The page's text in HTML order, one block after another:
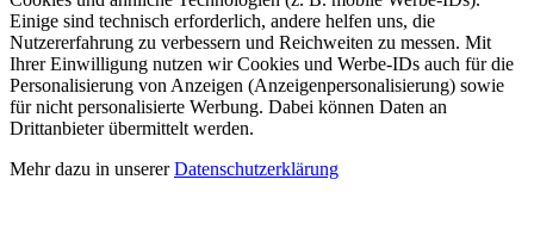
Senden Sie uns Ihren Kommentar zu dieser Seite.
Website:
Wie zufrieden sind Sie insgesamt mit Ihrem Erlebnis bezüglich
Infos, Verständlichkeit & Design auf dieser Seite? *
Sehr zufrieden
Neutral